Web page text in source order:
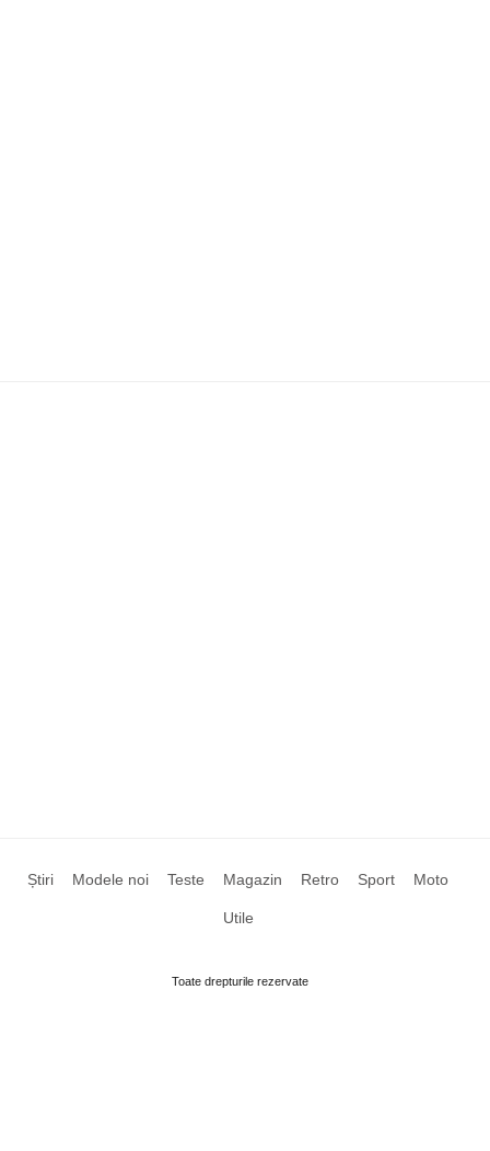
Știri Modele noi Teste Magazin Retro Sport Moto
Utile
Toate drepturile rezervate